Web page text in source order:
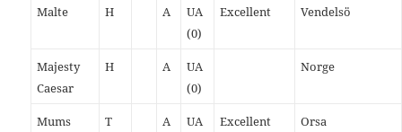
Malte H A
UA
(0)
Excellent Vendelsö
Majesty
Caesar
H A
UA
(0)
Norge
Mums
T A
UA
Excellent Orsa